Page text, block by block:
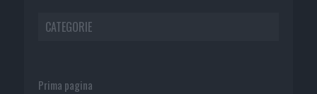
CATEGORIE
Prima pagina